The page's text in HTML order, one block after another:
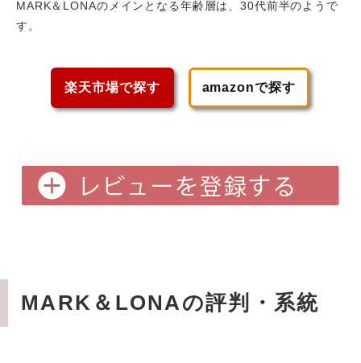
MARK＆LONAのメインとなる年齢層は、30代前半のようで
す。
楽天市場で探す amazonで探す
MARK＆LONAの評判・系統